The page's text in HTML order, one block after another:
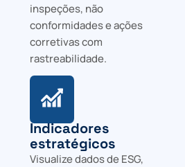
inspeções, não
conformidades e ações
corretivas com
rastreabilidade.
Indicadores
estratégicos
Visualize dados de ESG,